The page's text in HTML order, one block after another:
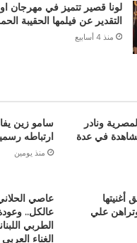
لونا قصير تتميز في مهرجان
التقدير عن فيلمها الحقيبة
منذ 4 أسابيع
ونادر
مشاهدة في عدة
سامو زين
ارتباطه
منذ يومين
علي
عاصي
عالكل..
الطربي
الغناء العربي